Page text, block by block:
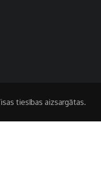
tiesības aizsargātas.